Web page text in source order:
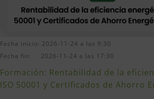
Fecha inicio: 2026-11-24 a las 9:30
Fecha fin: 2026-11-24 a las 17:30
Formación: Rentabilidad de la
ISO 50001 y Certificados de Ahorro